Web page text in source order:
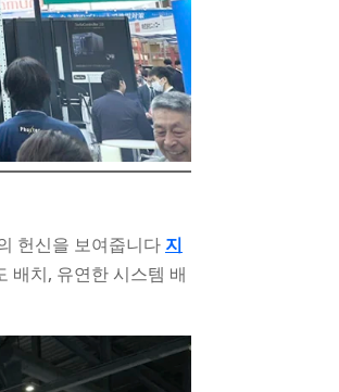
헌신을 보여줍니다 지
배치, 유연한 시스템 배